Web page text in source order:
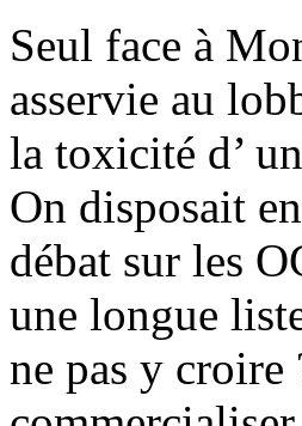
Seul face à
asservie au
la toxicité d’
On disposait
débat sur les
une longue
ne pas y croire